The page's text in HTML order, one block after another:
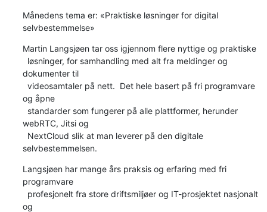
Månedens tema er: «Praktiske løsninger for digital
selvbestemmelse»
Martin Langsjøen tar oss igjennom flere nyttige og praktiske
dokumenter til
og åpne
webRTC, Jitsi og
selvbestemmelsen.
Langsjøen har mange års praksis og erfaring med fri
programvare
og